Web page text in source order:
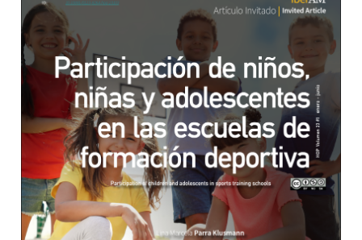
Barra lateral del artículo